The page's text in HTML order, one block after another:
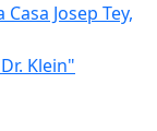
Josep Tey,
Klein"